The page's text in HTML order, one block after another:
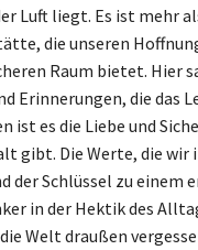
Luft liegt. Es ist mehr
die unseren
Raum bietet. Hier
Erinnerungen, die das
ist es die Liebe und
gibt. Die Werte, die wir
der Schlüssel zu einem
in der Hektik des
Welt draußen